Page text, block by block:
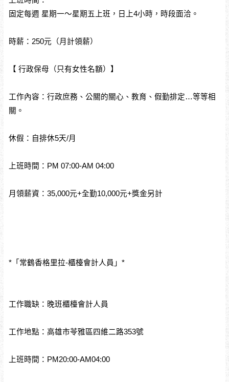
固定每週 星期一～星期五上班，日上4小時，時段面洽。
時薪：250元（月計領薪）
【 行政保母（只有女性名額）】
工作內容：行政庶務、公關的關心、教育、假勤排定…等等相
關。
休假：自排休5天/月
上班時間：PM 07:00-AM 04:00
月領薪資：35,000元+全勤10,000元+獎金另計
*「常鶴香格里拉-櫃檯會計人員」*
工作職缺：晚班櫃檯會計人員
工作地點：高雄市苓雅區四維二路353號
上班時間：PM20:00-AM04:00